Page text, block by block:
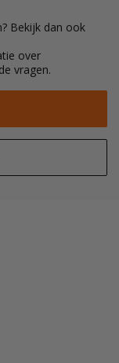
Bekijk dan ook
over
vragen.